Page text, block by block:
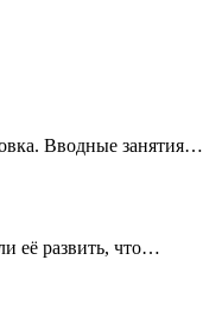
Вводные занятия…
её развить, что…